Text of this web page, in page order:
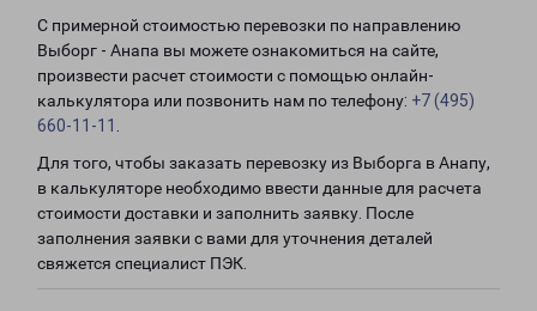
С примерной стоимостью перевозки по направлению
Выборг - Анапа вы можете ознакомиться на сайте,
произвести расчет стоимости с помощью онлайн-
калькулятора или позвонить нам по телефону: +7 (495)
660-11-11
Для того, чтобы заказать перевозку из Выборга в Анапу,
в калькуляторе необходимо ввести данные для расчета
стоимости доставки и заполнить заявку. После
заполнения заявки с вами для уточнения деталей
свяжется специалист ПЭК.